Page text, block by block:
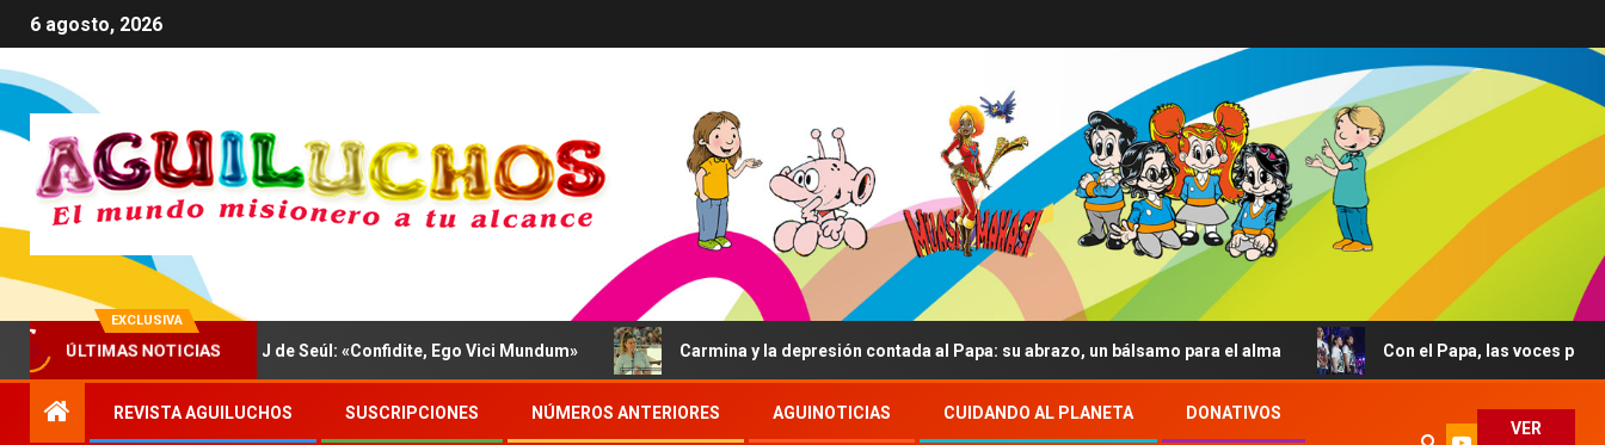
6 agosto, 2026
EXCLUSIVA
ÚLTIMAS NOTICIAS
conocer el himno de la JMJ de Seúl: «Confidite, Ego Vici Mundum» Carmina y la depresión contada al Papa: su abrazo, un bálsamo para el alma Con el Papa, las voces por la
REVISTA AGUILUCHOS SUSCRIPCIONES NÚMEROS ANTERIORES AGUINOTICIAS CUIDANDO AL PLANETA DONATIVOS
VER